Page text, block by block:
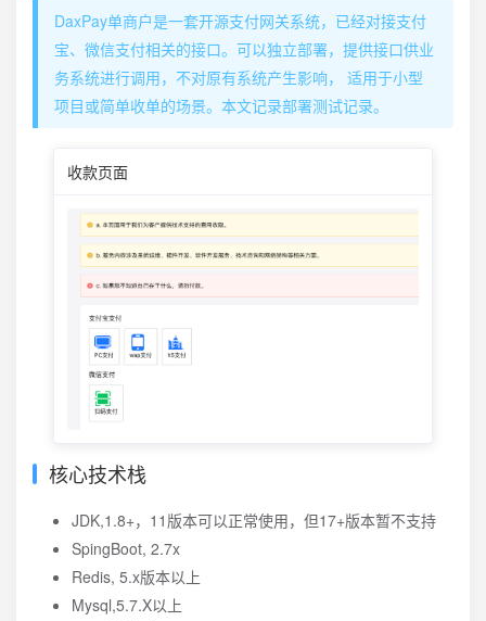
DaxPay单商户是一套开源支付网关系统，已经对接支付
宝、微信支付相关的接口。可以独立部署，提供接口供业
务系统进行调用，不对原有系统产生影响， 适用于小型
项目或简单收单的场景。本文记录部署测试记录。
收款页面
核心技术栈
JDK,1.8+，11版本可以正常使用，但17+版本暂不支持
SpingBoot, 2.7x
Redis, 5.x版本以上
Mysql,5.7.X以上